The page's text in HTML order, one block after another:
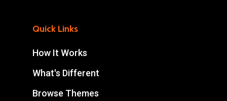
Quick Links
How It Works
What's Different
Browse Themes